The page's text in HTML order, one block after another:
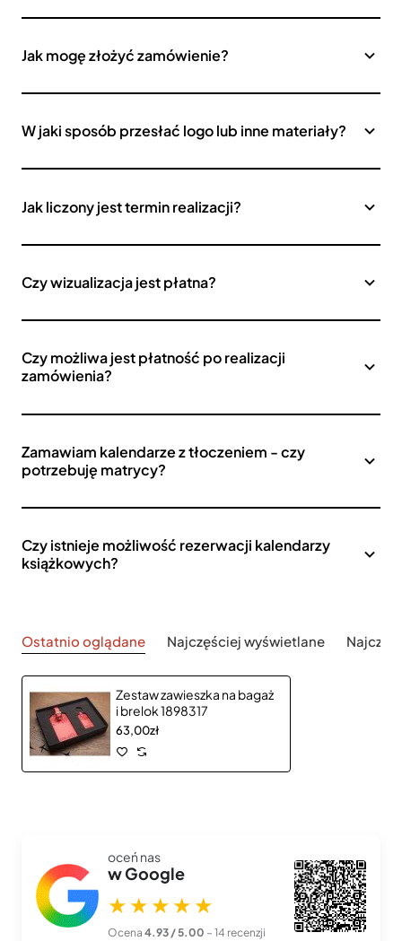
Jak mogę złożyć zamówienie?
W jaki sposób przesłać logo lub inne materiały?
Jak liczony jest termin realizacji?
Czy wizualizacja jest płatna?
Czy możliwa jest płatność po realizacji
zamówienia?
Zamawiam kalendarze z tłoczeniem - czy
potrzebuję matrycy?
Czy istnieje możliwość rezerwacji kalendarzy
książkowych?
Ostatnio oglądane Najczęściej wyświetlane
Zestaw zawieszka na bagaż
i brelok 1898317
63,00zł
oceń nas
w Google
★★★★★
Ocena 4.93 / 5.00 – 14 recenzji